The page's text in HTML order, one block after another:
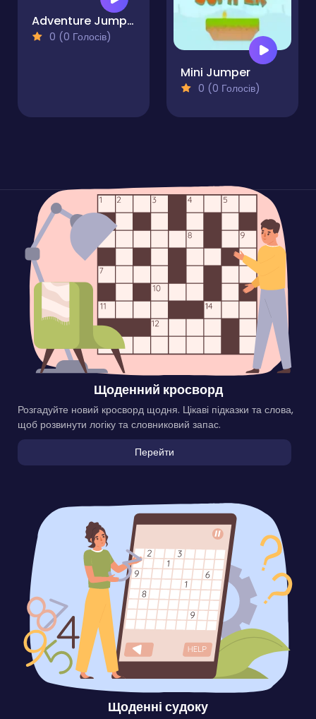
Adventure Jumper
0 (0 Голосів)
Mini Jumper
0 (0 Голосів)
Щоденний кросворд
Розгадуйте новий кросворд щодня. Цікаві підказки та слова,
щоб розвинути логіку та словниковий запас.
Перейти
Щоденні судоку